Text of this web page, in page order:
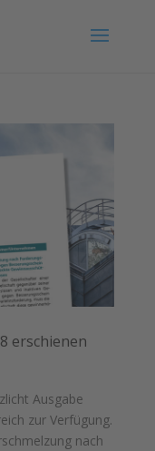
erschienen
Ausgabe
zur Verfügung.
nach